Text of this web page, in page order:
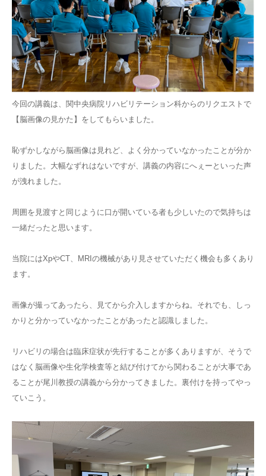
今回の講義は、関中央病院リハビリテーション科からのリクエストで
【脳画像の見かた】をしてもらいました。
恥ずかしながら脳画像は見れど、よく分かっていなかったことが分か
りました。大幅なずれはないですが、講義の内容にへぇーといった声
が洩れました。
周囲を見渡すと同じように口が開いている者も少しいたので気持ちは
一緒だったと思います。
当院にはXpやCT、MRIの機械があり見させていただく機会も多くあり
ます。
画像が撮ってあったら、見てから介入しますからね。それでも、しっ
かりと分かっていなかったことがあったと認識しました。
リハビリの場合は臨床症状が先行することが多くありますが、そうで
はなく脳画像や生化学検査等と結び付けてから関わることが大事であ
ることが尾川教授の講義から分かってきました。裏付けを持ってやっ
ていこう。